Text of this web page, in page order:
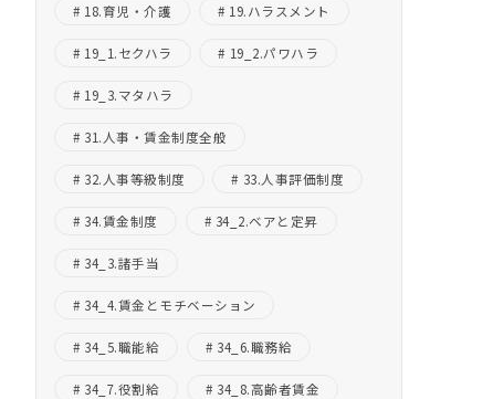
18.育児・介護 19.ハラスメント
19_1.セクハラ 19_2.パワハラ
19_3.マタハラ
31.人事・賃金制度全般
32.人事等級制度 33.人事評価制度
34.賃金制度 34_2.ベアと定昇
34_3.諸手当
34_4.賃金とモチベーション
34_5.職能給 34_6.職務給
34_7.役割給 34_8.高齢者賃金